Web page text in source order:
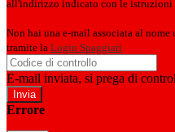
all'indirizzo indicato con le istruzioni
Non hai una e-mail associata al
tramite la Login Spaggiari
E-mail inviata, si prega di
Errore